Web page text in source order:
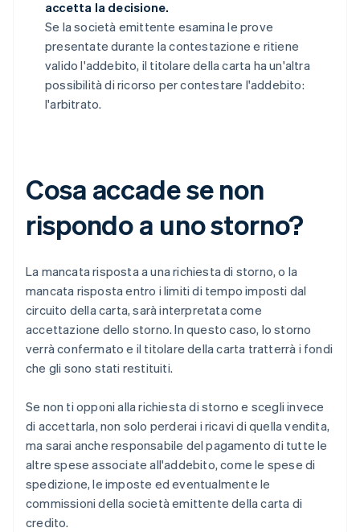
accetta la decisione.
Se la società emittente esamina le prove
presentate durante la contestazione e ritiene
valido l'addebito, il titolare della carta ha un'altra
possibilità di ricorso per contestare l'addebito:
l'arbitrato.
Cosa accade se non
rispondo a uno storno?
La mancata risposta a una richiesta di storno, o la
mancata risposta entro i limiti di tempo imposti dal
circuito della carta, sarà interpretata come
accettazione dello storno. In questo caso, lo storno
verrà confermato e il titolare della carta tratterrà i fondi
che gli sono stati restituiti.
Se non ti opponi alla richiesta di storno e scegli invece
di accettarla, non solo perderai i ricavi di quella vendita,
ma sarai anche responsabile del pagamento di tutte le
altre spese associate all'addebito, come le spese di
spedizione, le imposte ed eventualmente le
commissioni della società emittente della carta di
credito.